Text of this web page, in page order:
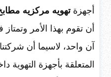
أجهزةتهويه مركزيه
أن تقوم بهذا الأمر
آن واحد، لاسيما أن
المتعلقة بأجهزة